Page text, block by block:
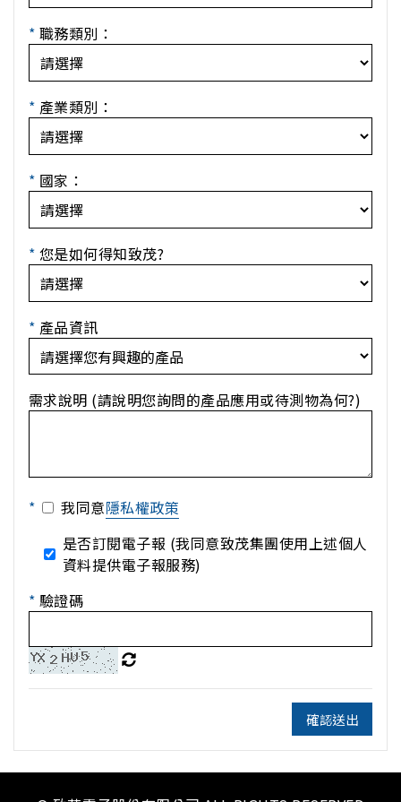
* 職務類別：
* 產業類別：
* 國家：
* 您是如何得知致茂?
* 產品資訊
需求說明 (請說明您詢問的產品應用或待測物為何?)
* 我同意隱私權政策
是否訂閱電子報 (我同意致茂集團使用上述個人
資料提供電子報服務)
* 驗證碼
確認送出